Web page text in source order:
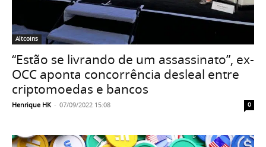
Altcoins
“Estão se livrando de um assassinato”, ex-
OCC aponta concorrência desleal entre
criptomoedas e bancos
Henrique HK - 07/09/2022 15:08 0